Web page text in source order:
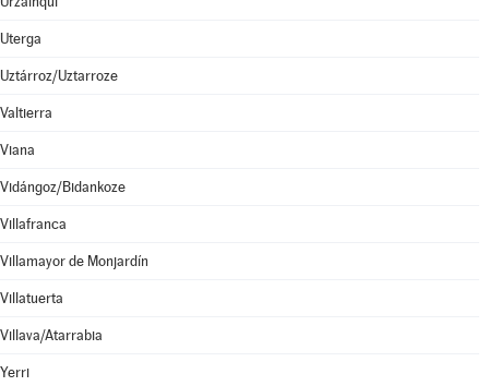
Uterga
Uztárroz/Uztarroze
Valtierra
Viana
Vidángoz/Bidankoze
Villafranca
Villamayor de Monjardín
Villatuerta
Villava/Atarrabia
Yerri